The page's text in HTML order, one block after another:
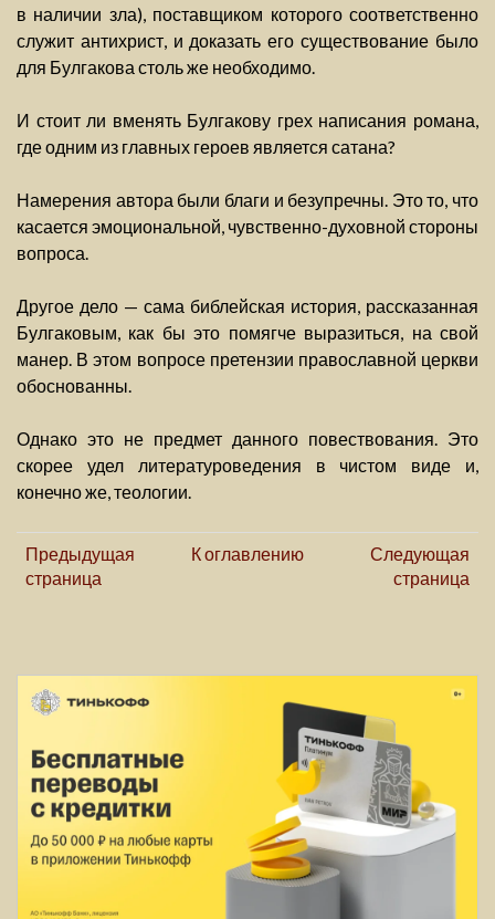
в наличии зла), поставщиком которого соответственно
служит антихрист, и доказать его существование было
для Булгакова столь же необходимо.
И стоит ли вменять Булгакову грех написания романа,
где одним из главных героев является сатана?
Намерения автора были благи и безупречны. Это то, что
касается эмоциональной, чувственно-духовной стороны
вопроса.
Другое дело — сама библейская история, рассказанная
Булгаковым, как бы это помягче выразиться, на свой
манер. В этом вопросе претензии православной церкви
обоснованны.
Однако это не предмет данного повествования. Это
скорее удел литературоведения в чистом виде и,
конечно же, теологии.
Предыдущая
страница
К оглавлению
Следующая
страница